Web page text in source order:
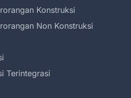
Konstruksi
Non Konstruksi
Terintegrasi